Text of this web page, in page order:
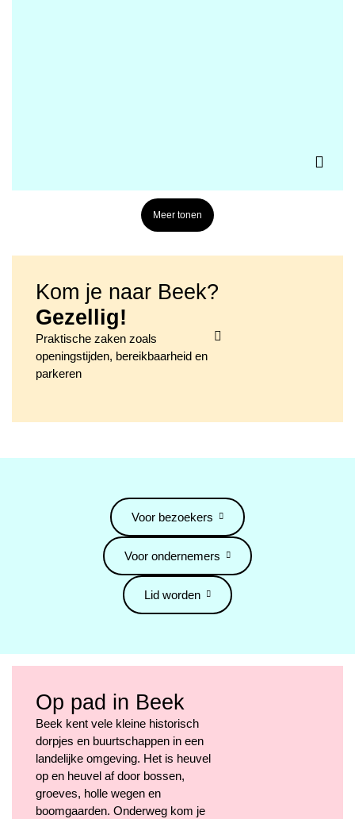
Meer tonen
Kom je naar Beek?
Gezellig!
Praktische zaken zoals
openingstijden, bereikbaarheid en
parkeren
Voor bezoekers
Voor ondernemers
Lid worden
Op pad in Beek
Beek kent vele kleine historisch
dorpjes en buurtschappen in een
landelijke omgeving. Het is heuvel
op en heuvel af door bossen,
groeves, holle wegen en
boomgaarden. Onderweg kom je